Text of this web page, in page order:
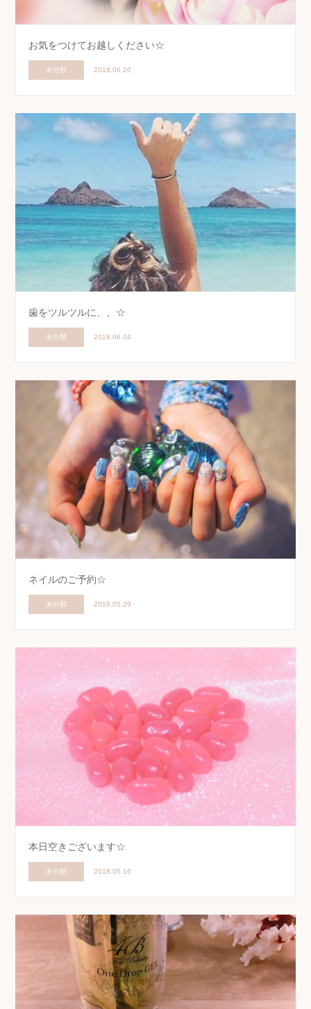
お気をつけてお越しください☆
未分類 2018.06.20
歯をツルツルに、、☆
未分類 2018.06.04
ネイルのご予約☆
未分類 2018.05.29
本日空きございます☆
未分類 2018.05.16